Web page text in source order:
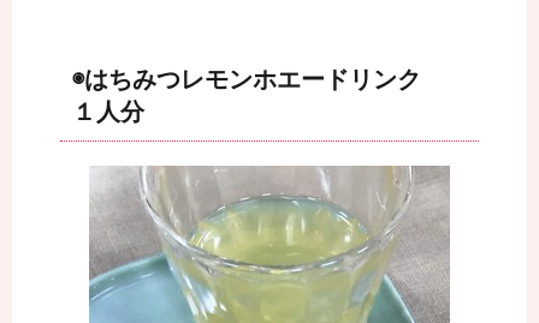
◉はちみつレモンホエードリンク
１人分